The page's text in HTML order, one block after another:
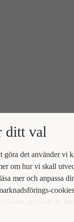
ditt val
göra det använder vi
om hur vi skall
mer och anpassa
cookies
används av